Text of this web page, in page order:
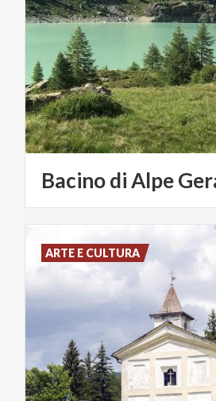
BacinodiAlpe
ARTE E CULTURA